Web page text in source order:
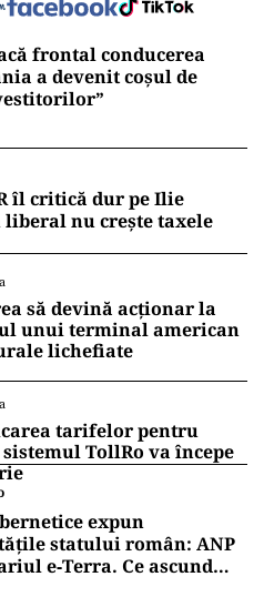
frontal conducerea
a devenit coșul de
îl critică dur pe Ilie
liberal nu crește taxele
să devină acționar la
unui terminal american
lichefiate
tarifelor pentru
TollRo va începe
expun
statului român: ANP
e‑Terra. Ce ascund